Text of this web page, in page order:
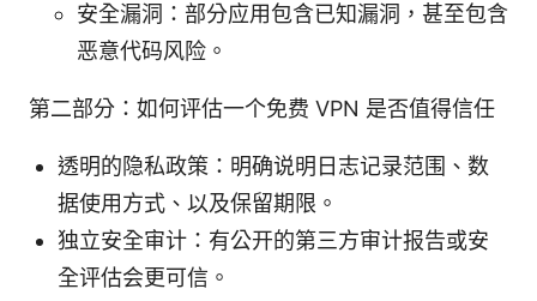
安全漏洞：部分应用包含已知漏洞，甚至包含
恶意代码风险。
第二部分：如何评估一个免费 VPN 是否值得信任
透明的隐私政策：明确说明日志记录范围、数
据使用方式、以及保留期限。
独立安全审计：有公开的第三方审计报告或安
全评估会更可信。